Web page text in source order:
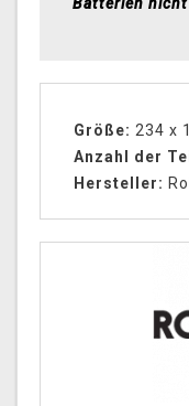
Batterien
Größe: 234 x
Anzahl der
Hersteller: